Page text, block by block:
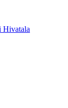
Hivatala